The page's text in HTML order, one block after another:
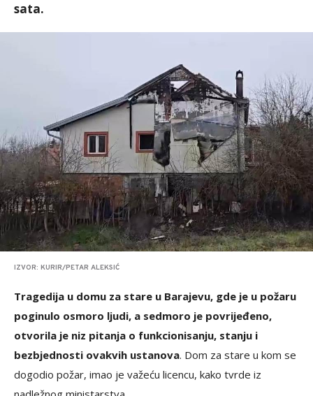
sata.
IZVOR: KURIR/PETAR ALEKSIĆ
Tragedija u domu za stare u Barajevu, gde je u požaru
poginulo osmoro ljudi, a sedmoro je povrijeđeno,
otvorila je niz pitanja o funkcionisanju, stanju i
bezbjednosti ovakvih ustanova. Dom za stare u kom se
dogodio požar, imao je važeću licencu, kako tvrde iz